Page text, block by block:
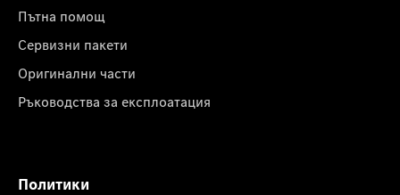
Пътна помощ
Сервизни пакети
Оригинални части
Ръководства за експлоатация
Политики